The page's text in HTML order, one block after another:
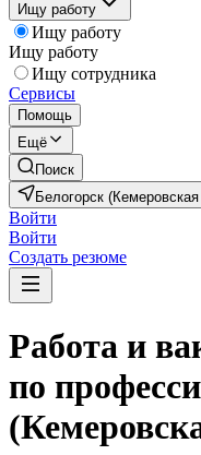
Ищу работу
Ищу работу
Ищу работу
Ищу сотрудника
Сервисы
Помощь
Ещё
Поиск
Белогорск
Войти
Войти
Создать резюме
Работа и
по